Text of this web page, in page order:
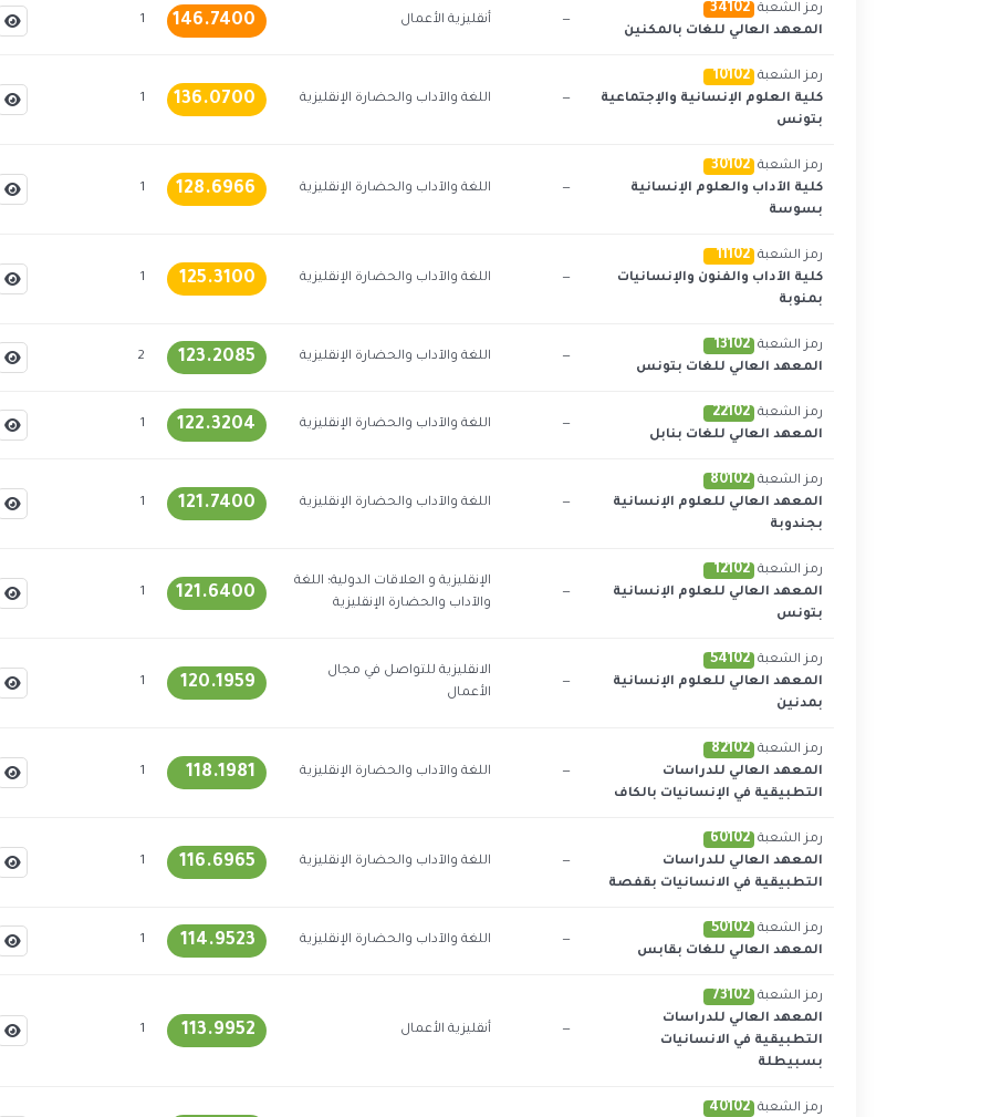
رمز الشعبة 34102
المعهد العالي للغات بالمكنين
— أنقليزية الأعمال 146.7400
1
رمز الشعبة 10102
كلية العلوم الإنسانية والإجتماعية
بتونس
— اللغة والآداب والحضارة الإنقليزية 136.0700
1
رمز الشعبة 30102
كلية الآداب والعلوم الإنسانية
بسوسة
— اللغة والآداب والحضارة الإنقليزية 128.6966
1
رمز الشعبة 11102
كلية الآداب والفنون والإنسانيات
بمنوبة
— اللغة والآداب والحضارة الإنقليزية 125.3100
1
رمز الشعبة 13102
المعهد العالي للغات بتونس
— اللغة والآداب والحضارة الإنقليزية 123.2085
2
رمز الشعبة 22102
المعهد العالي للغات بنابل
— اللغة والآداب والحضارة الإنقليزية 122.3204
1
رمز الشعبة 80102
المعهد العالي للعلوم الإنسانية
بجندوبة
— اللغة والآداب والحضارة الإنقليزية 121.7400
1
رمز الشعبة 12102
المعهد العالي للعلوم الإنسانية
بتونس
—
الإنقليزية و العلاقات الدولية؛ اللغة
والآداب والحضارة الإنقليزية
121.6400
1
رمز الشعبة 54102
المعهد العالي للعلوم الإنسانية
بمدنين
—
الانقليزية للتواصل في مجال
الأعمال
120.1959
1
رمز الشعبة 82102
المعهد العالي للدراسات
التطبيقية في الإنسانيات بالكاف
— اللغة والآداب والحضارة الإنقليزية 118.1981
1
رمز الشعبة 60102
المعهد العالي للدراسات
التطبيقية في الانسانيات بقفصة
— اللغة والآداب والحضارة الإنقليزية 116.6965
1
رمز الشعبة 50102
المعهد العالي للغات بقابس
— اللغة والآداب والحضارة الإنقليزية 114.9523
1
رمز الشعبة 73102
المعهد العالي للدراسات
التطبيقية في الانسانيات
بسبيطلة
— أنقليزية الأعمال 113.9952
1
رمز الشعبة 40102